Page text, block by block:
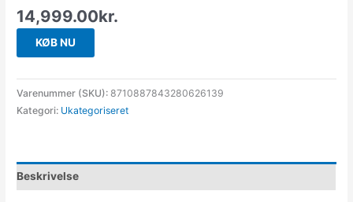
14,999.00kr.
KØB NU
Varenummer (SKU):8710887843280626139
Kategori: Ukategoriseret
Beskrivelse